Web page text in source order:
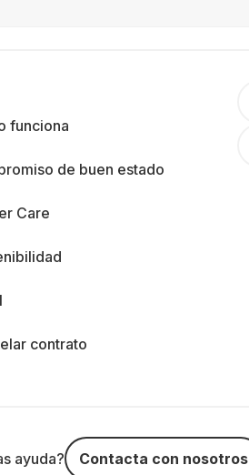
funciona
de buen estado
Care
contrato
ayuda? Contacta con nosotros